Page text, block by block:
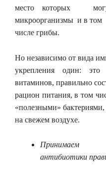
место которых
микроорганизмы и в том
числе грибы.
Но независимо от вида
укрепления один:
витаминов, правильно
рацион питания, в том
«полезными» бактериями,
на свежем воздухе.
Принимаем
антибиотики